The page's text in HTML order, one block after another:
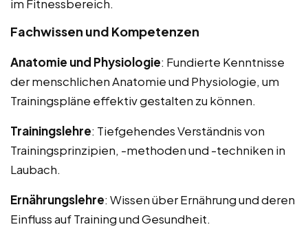
im Fitnessbereich.
Fachwissen und Kompetenzen
Anatomie und Physiologie: Fundierte Kenntnisse
der menschlichen Anatomie und Physiologie, um
Trainingspläne effektiv gestalten zu können.
Trainingslehre: Tiefgehendes Verständnis von
Trainingsprinzipien, -methoden und -techniken in
Laubach.
Ernährungslehre: Wissen über Ernährung und deren
Einfluss auf Training und Gesundheit.